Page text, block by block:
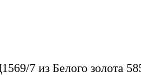
7 из Белого золота